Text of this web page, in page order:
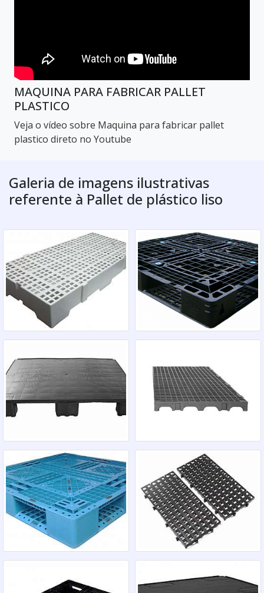
MAQUINA PARA FABRICAR PALLET
PLASTICO
Veja o vídeo sobre Maquina para fabricar pallet
plastico direto no Youtube
Galeria de imagens ilustrativas
referente à Pallet de plástico liso